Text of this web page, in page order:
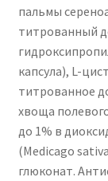
пальмы
титрованный
капсула), L-
титрованное
хвоща
до 1% в
(Medicago
глюконат.